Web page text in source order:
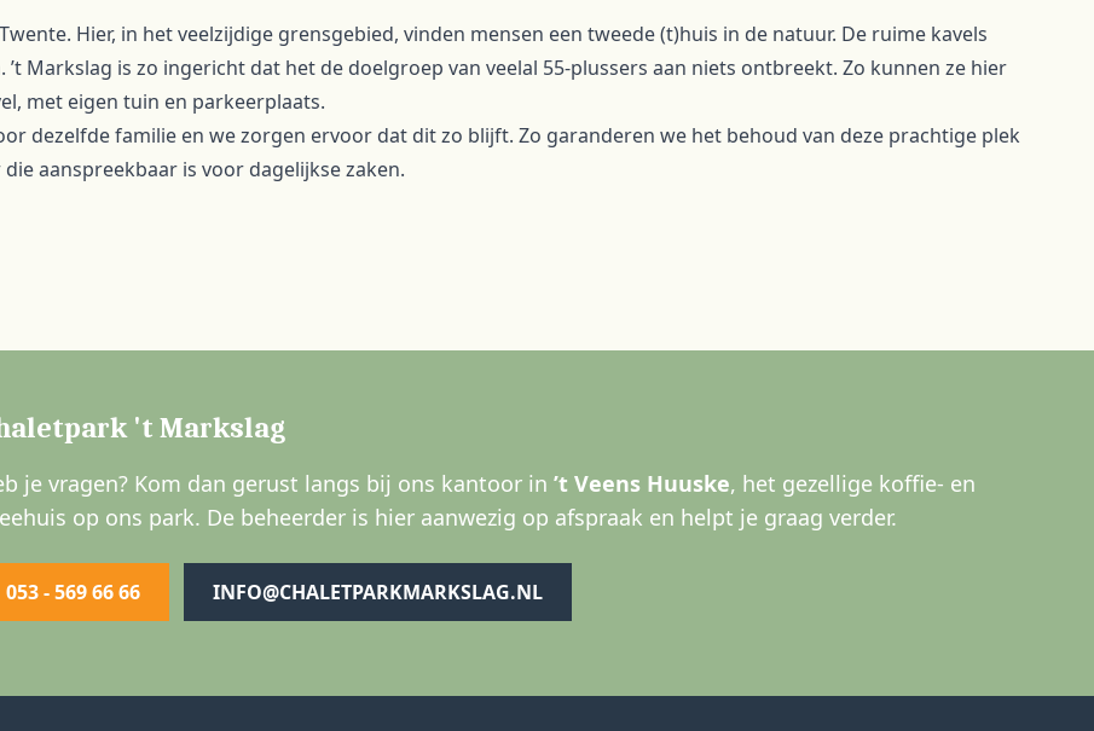
Hier, in het veelzijdige grensgebied, vinden mensen een tweede (t)huis in de natuur. De ruime kavels
Markslag is zo ingericht dat het de doelgroep van veelal 55-plussers aan niets ontbreekt. Zo kunnen ze hier
met eigen tuin en parkeerplaats.
dezelfde familie en we zorgen ervoor dat dit zo blijft. Zo garanderen we het behoud van deze prachtige plek
aanspreekbaar is voor dagelijkse zaken.
't Markslag
je vragen? Kom dan gerust langs bij ons kantoor in ’t Veens Huuske, het gezellige koffie- en
op ons park. De beheerder is hier aanwezig op afspraak en helpt je graag verder.
053 - 569 66 66 INFO@CHALETPARKMARKSLAG.NL